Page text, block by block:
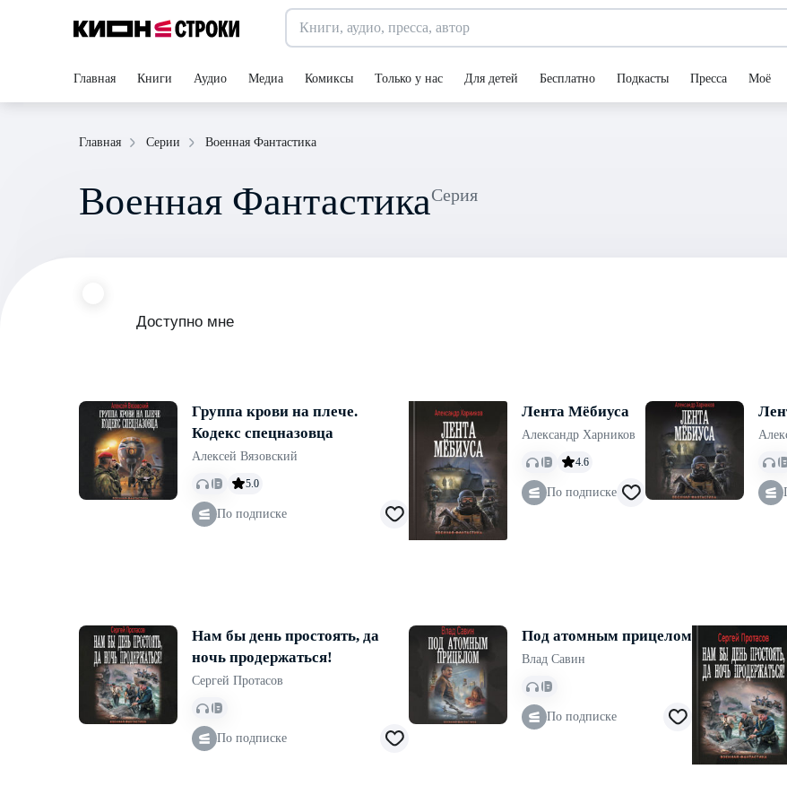
Главная Книги Аудио Медиа Комиксы Только у нас Для детей Бесплатно Подкасты Пресса Моё
Главная Серии Военная Фантастика
Военная Фантастика Серия
Доступно мне
Группа крови на плече.
Кодекс спецназовца
Алексей Вязовский
5.0
По подписке
Лента Мёбиуса
Александр Харников
4.6
По подписке
Нам бы день простоять, да
ночь продержаться!
Сергей Протасов
По подписке
Под атомным прицелом
Влад Савин
По подписке